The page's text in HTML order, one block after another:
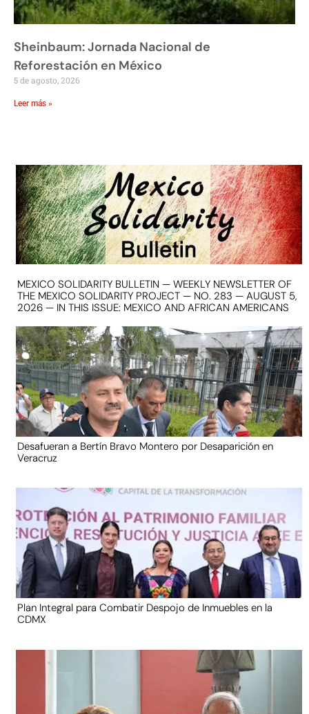
Sheinbaum: Jornada Nacional de
Reforestación en México
5 de agosto, 2026
Leer más »
MEXICO SOLIDARITY BULLETIN — WEEKLY NEWSLETTER OF
THE MEXICO SOLIDARITY PROJECT — NO. 283 — AUGUST 5,
2026 — IN THIS ISSUE: MEXICO AND AFRICAN AMERICANS
Desafueran a Bertín Bravo Montero por Desaparición en
Veracruz
Plan Integral para Combatir Despojo de Inmuebles en la
CDMX